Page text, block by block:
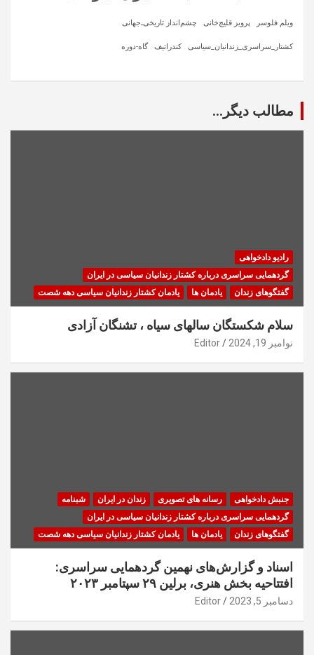
ویلم فلوسر پرویز قلیچ‌خانی چشم‌انداز تاریخی‌ـ‌جهانی
کشتار_سراسری_زندانیان_سیاسی کندراتیف گاه-دوره
مطالب دیگر...
رادیو دادخواهی
گردهمایی سراسری درباره کشتار زندانیان سیاسی در ایران
گفتگوهای زندان
یادمان ها یادمان کشتار زندانیان سیاسی دهه شصت
سلام شکستگان سالهای سیاه ، تشنگان آزادی
نوامبر 19, 2024 Editor
جنبش دادخواهی رسانه های تصویری زندان در ایران
شبنامه
گردهمایی سراسری درباره کشتار زندانیان سیاسی در ایران
گفتگوهای زندان
یادمان ها یادمان کشتار زندانیان سیاسی دهه شصت
اسناد و گزارش‌های نهمین گردهمایی سراسری:
افتتاحیه بخش هنری، برلین ۲۹ سپتامبر ۲۰۲۳
دسامبر 5, 2023 Editor